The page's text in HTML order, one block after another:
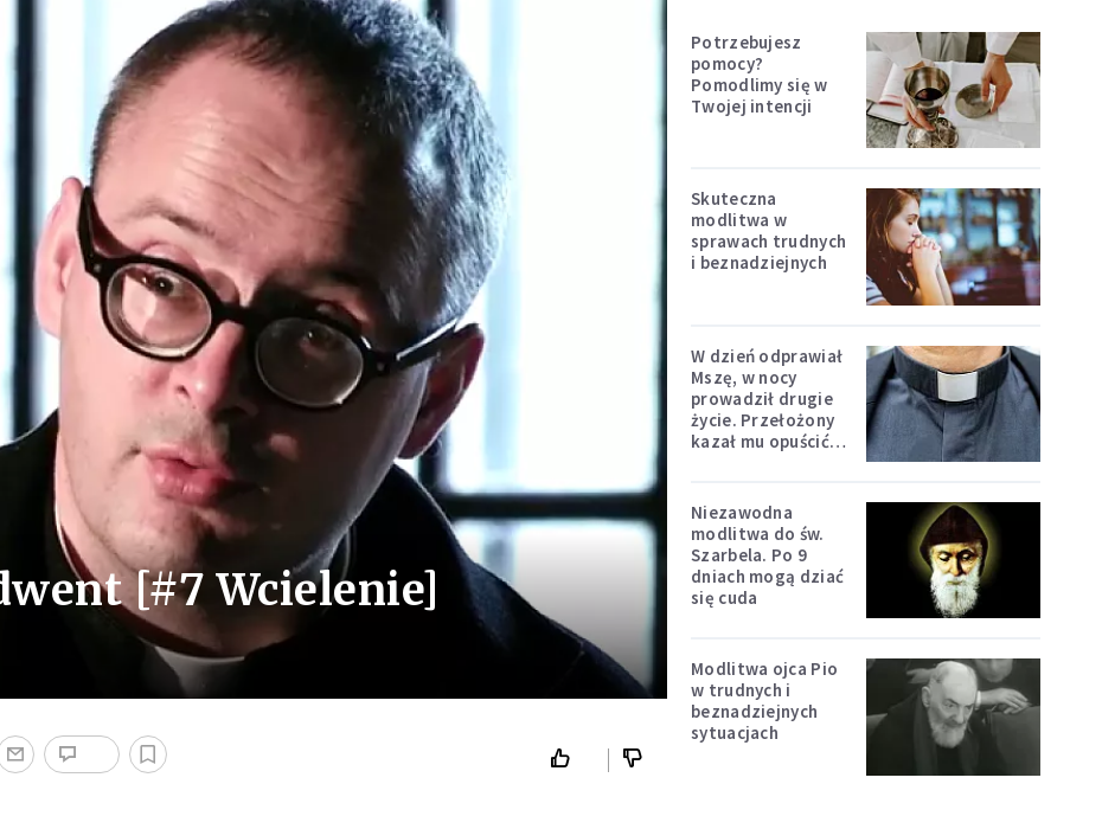
[#7 Wcielenie]
Potrzebujesz
pomocy?
Pomodlimy się w
Twojej intencji
Skuteczna
modlitwa w
sprawach trudnych
i beznadziejnych
W dzień odprawiał
Mszę, w nocy
prowadził drugie
życie. Przełożony
kazał mu opuścić
Niezawodna
modlitwa do św.
Szarbela. Po 9
dniach mogą dziać
się cuda
Modlitwa ojca Pio
w trudnych i
beznadziejnych
sytuacjach